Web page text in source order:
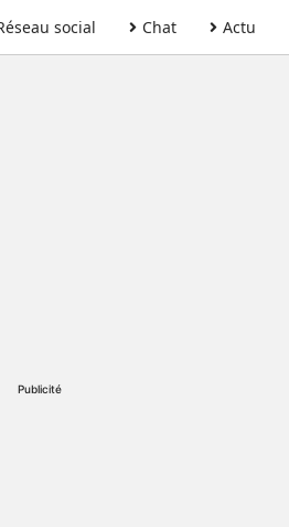
social Chat Actu
Publicité